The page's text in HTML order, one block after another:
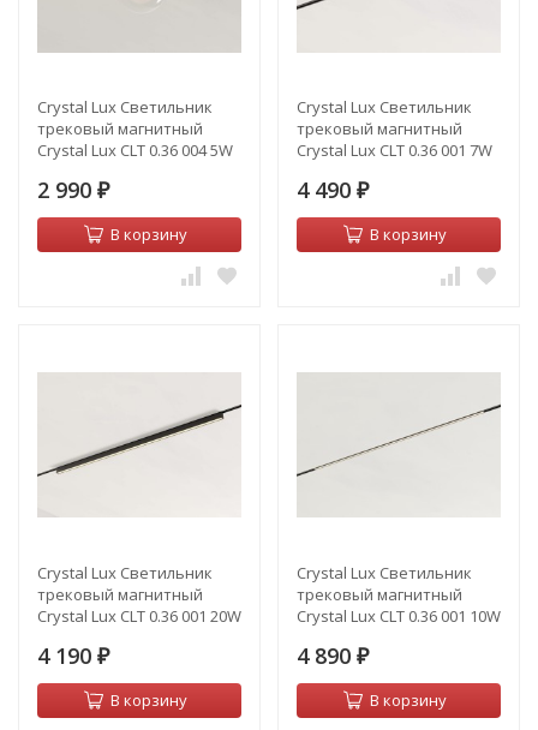
Crystal Lux Светильник
трековый магнитный
Crystal Lux CLT 0.36 004 5W
2 990 ₽
В корзину
Crystal Lux Светильник
трековый магнитный
Crystal Lux CLT 0.36 001 7W
4 490 ₽
В корзину
Crystal Lux Светильник
трековый магнитный
Crystal Lux CLT 0.36 001 20W
4 190 ₽
В корзину
Crystal Lux Светильник
трековый магнитный
Crystal Lux CLT 0.36 001 10W
4 890 ₽
В корзину